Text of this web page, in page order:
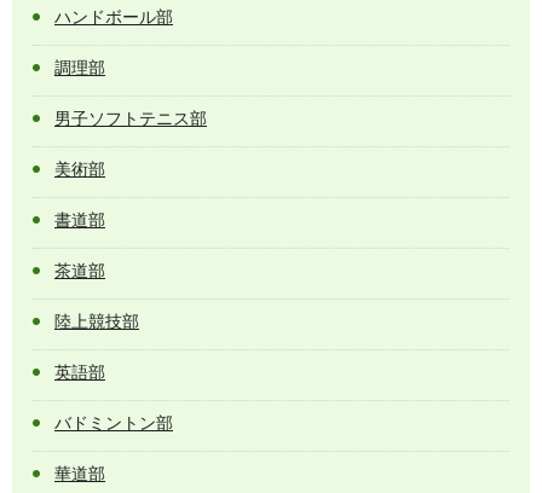
ハンドボール部
調理部
男子ソフトテニス部
美術部
書道部
茶道部
陸上競技部
英語部
バドミントン部
華道部